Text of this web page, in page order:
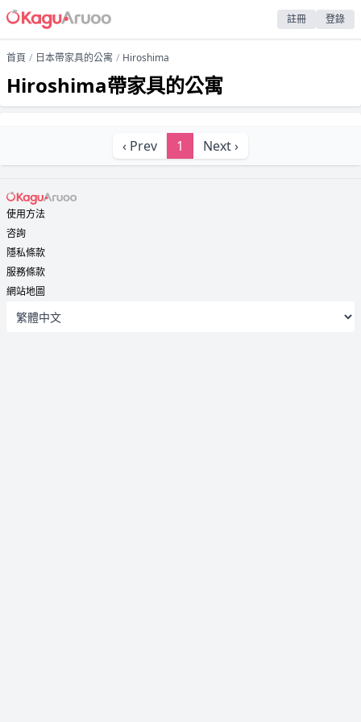
註冊 登錄
首頁 日本帶家具的公寓 Hiroshima
Hiroshima帶家具的公寓
‹ Prev 1 Next ›
使用方法
咨詢
隱私條款
服務條款
網站地圖